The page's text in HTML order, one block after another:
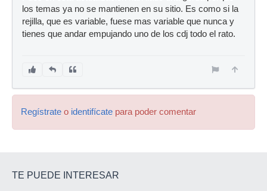
los temas ya no se mantienen en su sitio. Es como si la
rejilla, que es variable, fuese mas variable que nunca y
tienes que andar empujando uno de los cdj todo el rato.
Regístrate o identifícate para poder comentar
TE PUEDE INTERESAR